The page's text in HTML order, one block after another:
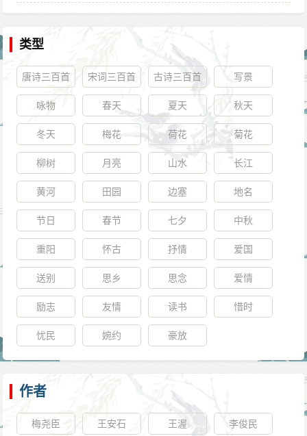
类型
唐诗三百首 宋词三百首 古诗三百首 写景
咏物 春天 夏天 秋天
冬天 梅花 荷花 菊花
柳树 月亮 山水 长江
黄河 田园 边塞 地名
节日 春节 七夕 中秋
重阳 怀古 抒情 爱国
送别 思乡 思念 爱情
励志 友情 读书 惜时
忧民 婉约 豪放
作者
梅尧臣 王安石 王渥 李俊民